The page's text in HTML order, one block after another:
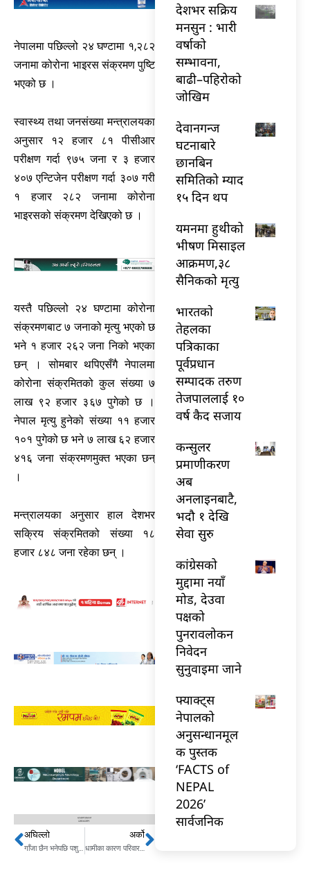
नेपालमा पछिल्लो २४ घण्टामा १,२८२
जनामा कोरोना भाइरस संक्रमण पुष्टि
भएको छ ।
स्वास्थ्य तथा जनसंख्या मन्त्रालयका
अनुसार १२ हजार ८१ पीसीआर
परीक्षण गर्दा ९७५ जना र ३ हजार
४०७ एन्टिजेन परीक्षण गर्दा ३०७ गरी
१ हजार २८२ जनामा कोरोना
भाइरसको संक्रमण देखिएको छ ।
यस्तै पछिल्लो २४ घण्टामा कोरोना
संक्रमणबाट ७ जनाको मृत्यु भएको छ
भने १ हजार २६२ जना निको भएका
छन् । सोमबार थपिएसँगै नेपालमा
कोरोना संक्रमितको कुल संख्या ७
लाख ९२ हजार ३६७ पुगेको छ ।
नेपाल मृत्‍यु हुनेको संख्या ११ हजार
१०१ पुगेको छ भने ७ लाख ६२ हजार
४१६ जना संक्रमणमुक्त भएका छन्
।
मन्त्रालयका अनुसार हाल देशभर
सक्रिय संक्रमितको संख्या १८
हजार ८४८ जना रहेका छन् ।
Prev
अघिल्लो
गाँजा छैन भनेपछि पशुपतिमा ‘बाबा’माथि खुकुरी प्रहार
अर्को
धामीका कारण परिवारका सदस्य बिरामी भएको भन्दै हत्या, ३ जना पक्राउ Next
देशभर सक्रिय
मनसुन : भारी
वर्षाको
सम्भावना,
बाढी–पहिरोको
जोखिम
देवानगन्ज
घटनाबारे
छानबिन
समितिको म्याद
१५ दिन थप
यमनमा हुथीको
भीषण मिसाइल
आक्रमण,३८
सैनिकको मृत्यु
भारतकाे
तेहलका
पत्रिकाका
पूर्वप्रधान
सम्पादक तरुण
तेजपाललाई १०
वर्ष कैद सजाय
कन्सुलर
प्रमाणीकरण
अब
अनलाइनबाटै,
भदौ १ देखि
सेवा सुरु
कांग्रेसको
मुद्दामा नयाँ
मोड, देउवा
पक्षको
पुनरावलोकन
निवेदन
सुनुवाइमा जाने
फ्याक्ट्स
नेपालको
अनुसन्धानमूल
क पुस्तक
‘FACTS of
NEPAL
2026’
सार्वजनिक